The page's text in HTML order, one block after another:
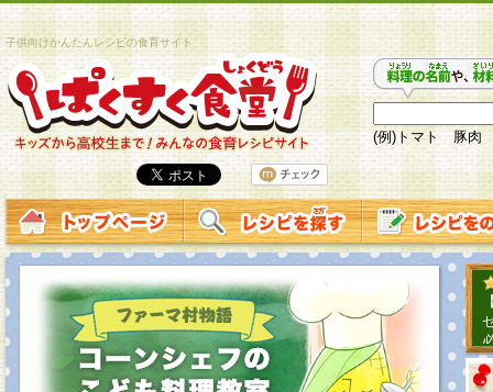
子供向けかんたんレシピの食育サイト
(例)トマト 豚肉